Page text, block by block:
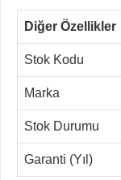
Diğer Özellikler
Stok Kodu
Marka
Stok Durumu
Garanti (Yıl)